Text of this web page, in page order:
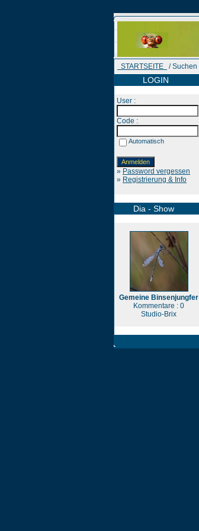
STARTSEITE / Suchen
LOGIN
User :
Code :
Automatisch
» Password vergessen
» Registrierung & Info
Dia - Show
Gemeine Binsenjungfer
Kommentare : 0
Studio-Brix